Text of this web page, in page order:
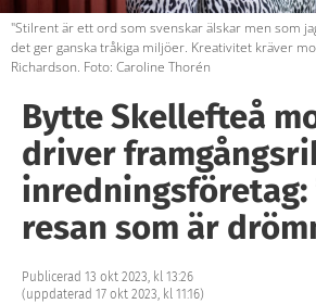
"Stilrent är ett ord som svenskar älskar men som
det ger ganska tråkiga miljöer. Kreativitet kräver
Richardson. Foto: Caroline Thorén
Bytte Skellefteå
driver
inredningsföretag:
resan som är
Publicerad 13 okt 2023, kl 13:26
(uppdaterad 17 okt 2023, kl 11:16)